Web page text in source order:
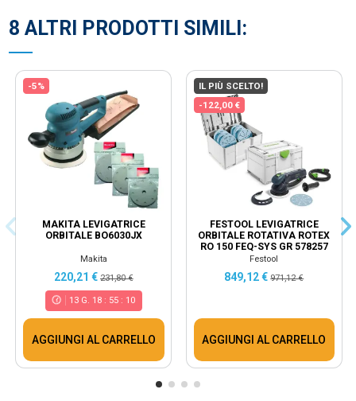
8 ALTRI PRODOTTI SIMILI:
-5%
MAKITA LEVIGATRICE
ORBITALE BO6030JX
Makita
220,21 € 231,80 €
13 G. 18 : 55 : 10
AGGIUNGI AL CARRELLO
IL PIÙ SCELTO!
-122,00 €
FESTOOL LEVIGATRICE
ORBITALE ROTATIVA ROTEX
RO 150 FEQ-SYS GR 578257
Festool
849,12 €971,12 €
AGGIUNGI AL CARRELLO